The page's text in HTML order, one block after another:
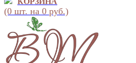
(0 шт. на 0 руб.)